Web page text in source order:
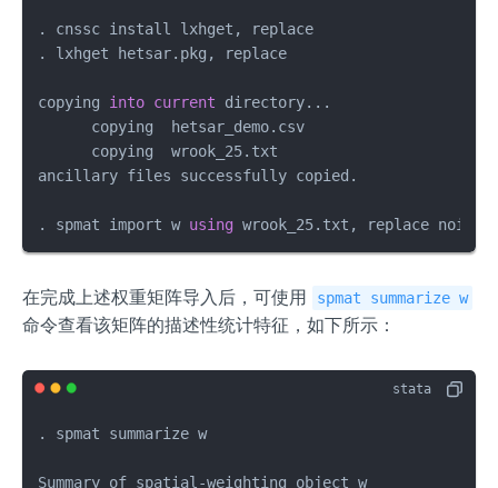
. cnssc install lxhget, replace
. lxhget hetsar.pkg, replace
copying into current directory...
      copying  hetsar_demo.csv
      copying  wrook_25.txt
ancillary files successfully copied.
. spmat import w using wrook_25.txt, replace noid
在完成上述权重矩阵导入后，可使用 spmat summarize w
命令查看该矩阵的描述性统计特征，如下所示：
. spmat summarize w